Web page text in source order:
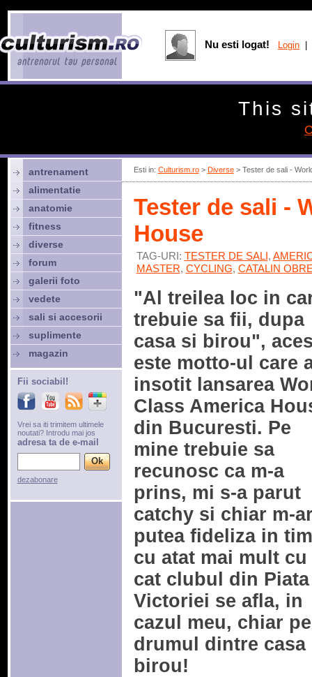
Esti in: Culturism.ro> Diverse> Tester de sali -
Tester de sali -
House
TAG-URI: TESTER DE SALI,
MASTER, CYCLING, CATALIN
"Al treilea loc in
trebuie sa fii, dupa
casa si birou",
este motto-ul care
insotit lansarea
Class America
din Bucuresti. Pe
mine trebuie sa
recunosc ca m-a
prins, mi s-a parut
catchy si chiar m-
putea fideliza in
cu atat mai mult cu
cat clubul din Piata
Victoriei se afla, in
cazul meu, chiar pe
drumul dintre casa
birou!
antrenament
alimentatie
anatomie
fitness
diverse
forum
galerii foto
vedete
sali si accesorii
suplimente
magazin
Fii sociabil!
Vrei sa iti trimitem ultimele
noutati? Introdu mai jos
adresa ta de e-mail
dezabonare
Nu esti logat! Login
This